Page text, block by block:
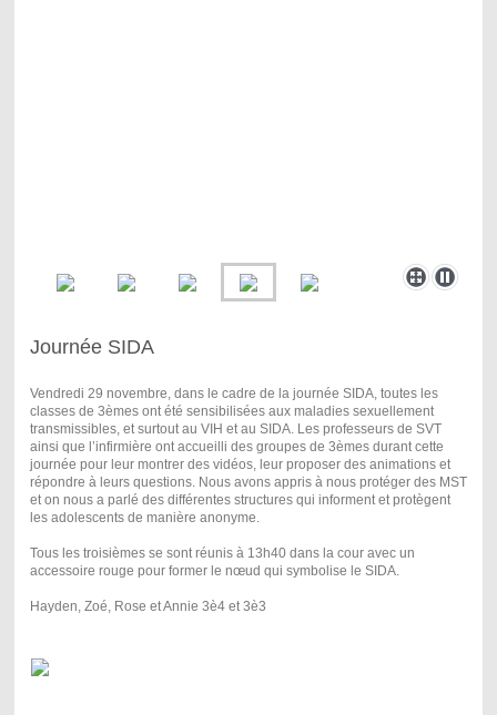
Journée SIDA
Vendredi 29 novembre, dans le cadre de la journée SIDA, toutes les
classes de 3èmes ont été sensibilisées aux maladies sexuellement
transmissibles, et surtout au VIH et au SIDA. Les professeurs de SVT
ainsi que l’infirmière ont accueilli des groupes de 3èmes durant cette
journée pour leur montrer des vidéos, leur proposer des animations et
répondre à leurs questions. Nous avons appris à nous protéger des MST
et on nous a parlé des différentes structures qui informent et protègent
les adolescents de manière anonyme.
Tous les troisièmes se sont réunis à 13h40 dans la cour avec un
accessoire rouge pour former le nœud qui symbolise le SIDA.
Hayden, Zoé, Rose et Annie 3è4 et 3è3